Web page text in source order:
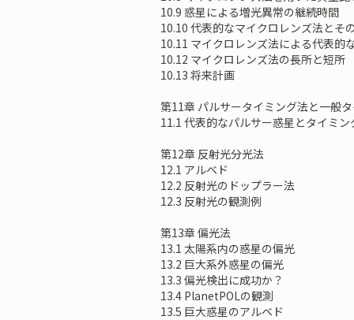
10.9 惑星による増光異常の継続時間
10.10 代表的なマイクロレンズ法とそ
10.11 マイクロレンズ法による代表的
10.12 マイクロレンズ法の長所と短所
10.13 将来計画
第11章 パルサータイミング法と一般
11.1 代表的なパルサー惑星とタイミン
第12章 反射光分光法
12.1 アルベド
12.2 反射光のドップラー法
12.3 反射光の観測例
第13章 偏光法
13.1 太陽系内の惑星の偏光
13.2 巨大系外惑星の偏光
13.3 偏光検出に成功か？
13.4 PlanetPOLの観測
13.5 巨大惑星のアルベド